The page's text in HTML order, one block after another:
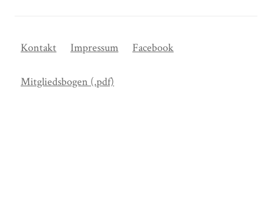
Kontakt Impressum Facebook
Mitgliedsbogen (.pdf)